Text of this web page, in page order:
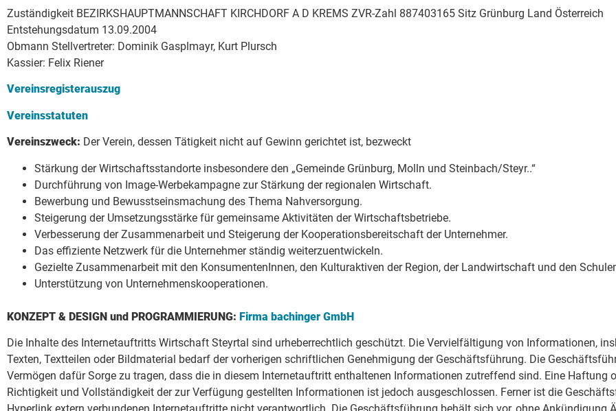
Zuständigkeit BEZIRKSHAUPTMANNSCHAFT KIRCHDORF A D KREMS ZVR-Zahl 887403165 Sitz Grünburg Land Österreich
Entstehungsdatum 13.09.2004
Obmann Stellvertreter: Dominik Gasplmayr, Kurt Plursch
Kassier: Felix Riener
Vereinsregisterauszug
Vereinsstatuten
Vereinszweck: Der Verein, dessen Tätigkeit nicht auf Gewinn gerichtet ist, bezweckt
Stärkung der Wirtschaftsstandorte insbesondere den „Gemeinde Grünburg, Molln und Steinbach/Steyr..“
Durchführung von Image-Werbekampagne zur Stärkung der regionalen Wirtschaft.
Bewerbung und Bewusstseinsmachung des Thema Nahversorgung.
Steigerung der Umsetzungsstärke für gemeinsame Aktivitäten der Wirtschaftsbetriebe.
Verbesserung der Zusammenarbeit und Steigerung der Kooperationsbereitschaft der Unternehmer.
Das effiziente Netzwerk für die Unternehmer ständig weiterzuentwickeln.
Gezielte Zusammenarbeit mit den KonsumentenInnen, den Kulturaktiven der Region, der Landwirtschaft und den
Unterstützung von Unternehmenskooperationen.
KONZEPT & DESIGN und PROGRAMMIERUNG: Firma bachinger GmbH
Die Inhalte des Internetauftritts Wirtschaft Steyrtal sind urheberrechtlich geschützt. Die Vervielfältigung von Informationen,
Texten, Textteilen oder Bildmaterial bedarf der vorherigen schriftlichen Genehmigung der Geschäftsführung. Die
Vermögen dafür Sorge zu tragen, dass die in diesem Internetauftritt enthaltenen Informationen zutreffend sind. Eine Haftung
Richtigkeit und Vollständigkeit der zur Verfügung gestellten Informationen ist jedoch ausgeschlossen. Ferner ist die